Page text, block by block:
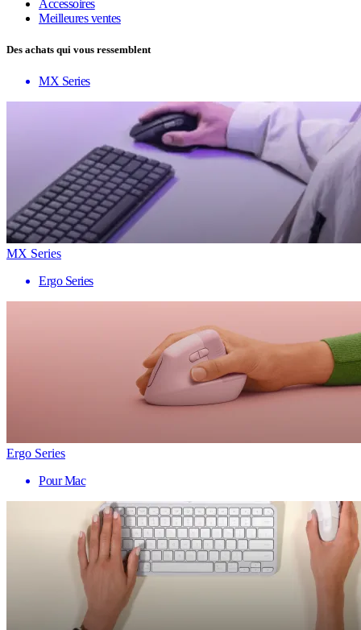
Accessoires
Meilleures ventes
Des achats qui vous ressemblent
MX Series
MX Series
Ergo Series
Ergo Series
Pour Mac